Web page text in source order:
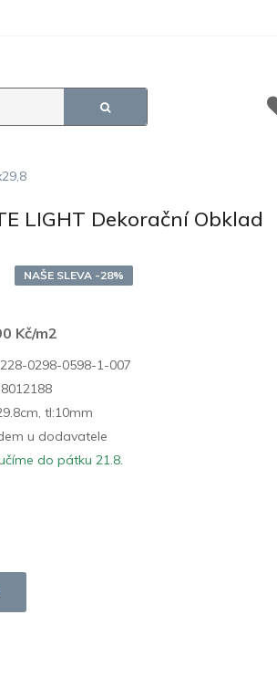
LIGHT Dekorační Obklad
NAŠE SLEVA -28%
Kč/m2
0298-0598-1-007
tl:10mm
u dodavatele
do pátku 21.8.